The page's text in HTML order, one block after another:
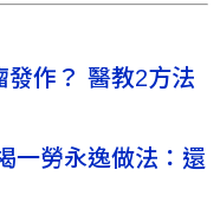
發作？ 醫教2方法
一勞永逸做法：還